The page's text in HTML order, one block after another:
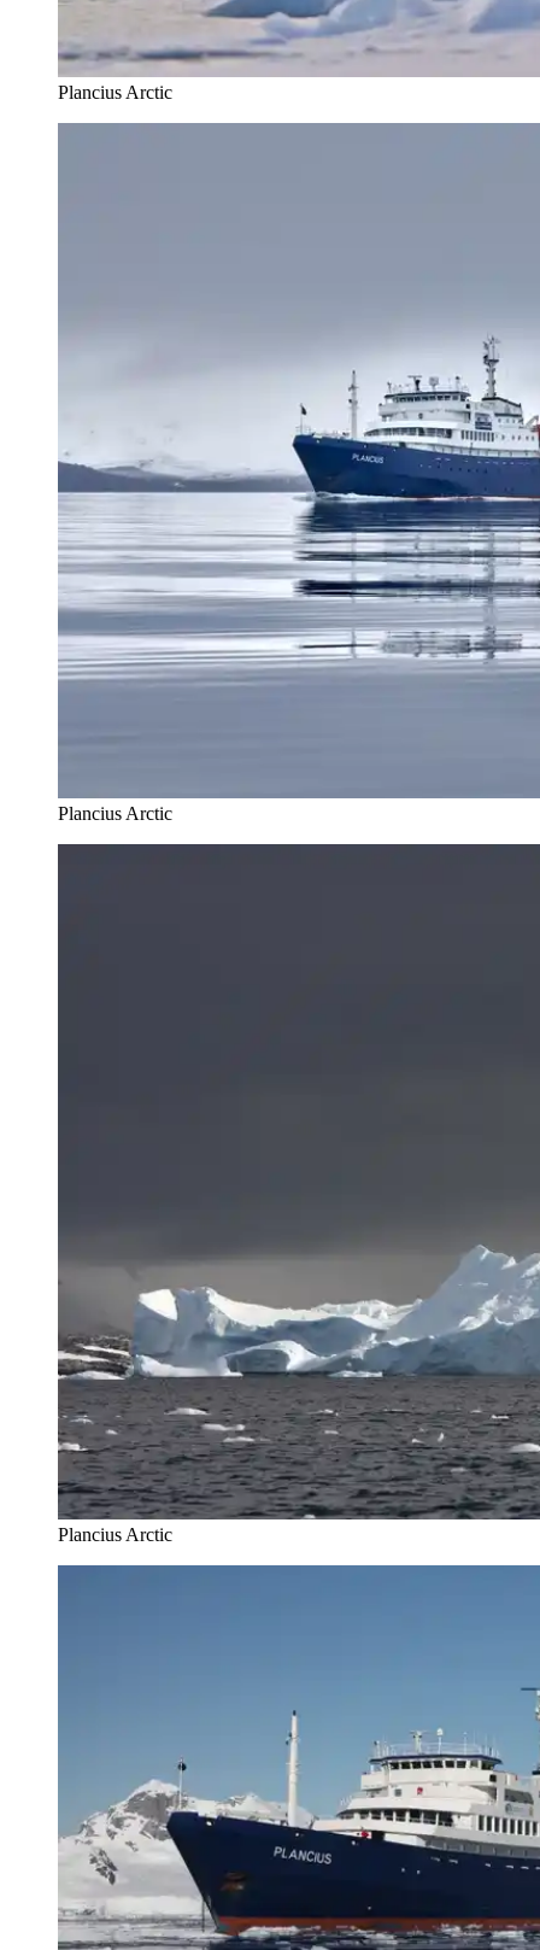
Plancius Arctic
Plancius Arctic
Plancius Arctic